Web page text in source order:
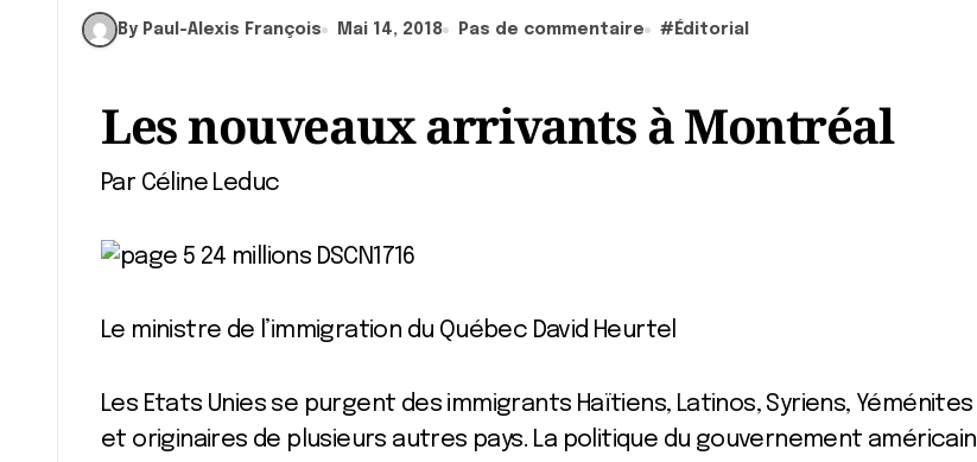
By Paul-Alexis François Mai 14, 2018 Pas de commentaire # Éditorial
Les nouveaux arrivants à Montréal
Par Céline Leduc
Le ministre de l’immigration du Québec David Heurtel
Les Etats Unies se purgent des immigrants Haïtiens, Latinos, Syriens, Yéménites
et originaires de plusieurs autres pays. La politique du gouvernement américain